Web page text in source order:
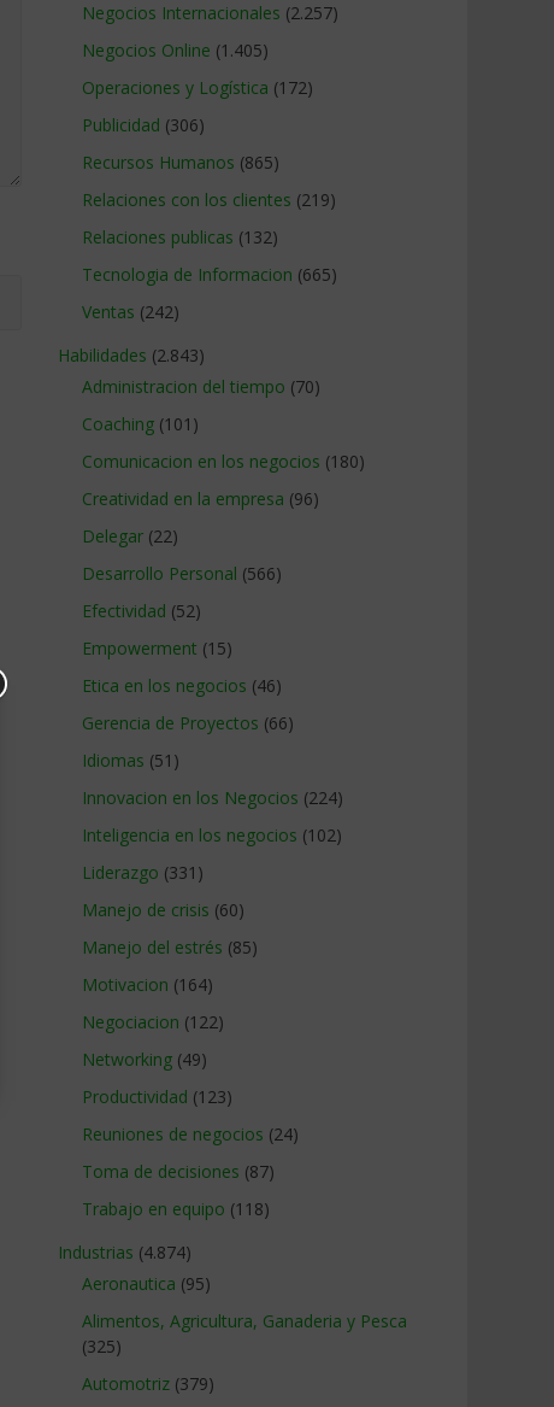
Negocios Internacionales (2.257)
Negocios Online (1.405)
Operaciones y Logística (172)
Publicidad (306)
Recursos Humanos (865)
Relaciones con los clientes (219)
Relaciones publicas (132)
Tecnologia de Informacion (665)
Ventas (242)
Habilidades (2.843)
Administracion del tiempo (70)
Coaching (101)
Comunicacion en los negocios (180)
Creatividad en la empresa (96)
Delegar (22)
Desarrollo Personal (566)
Efectividad (52)
Empowerment (15)
Etica en los negocios (46)
Gerencia de Proyectos (66)
Idiomas (51)
Innovacion en los Negocios (224)
Inteligencia en los negocios (102)
Liderazgo (331)
Manejo de crisis (60)
Manejo del estrés (85)
Motivacion (164)
Negociacion (122)
Networking (49)
Productividad (123)
Reuniones de negocios (24)
Toma de decisiones (87)
Trabajo en equipo (118)
Industrias (4.874)
Aeronautica (95)
Alimentos, Agricultura, Ganaderia y Pesca
(325)
Automotriz (379)